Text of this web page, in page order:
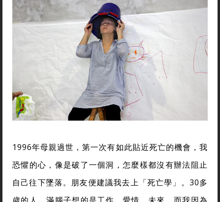
1996年母親過世，第一次有如此貼近死亡的機會，我
恐懼的心，像是破了一個洞，怎麼樣都沒有辦法阻止
自己往下墜落。朋友便建議我去上「死亡學」。30多